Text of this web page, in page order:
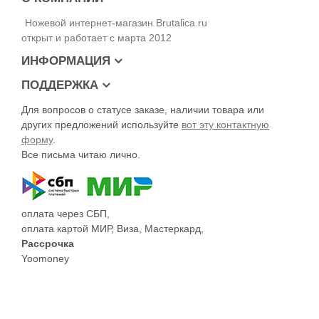
Ножевой интернет-магазин Brutalica.ru
открыт и работает с марта 2012
ИНФОРМАЦИЯ
ПОДДЕРЖКА
Для вопросов о статусе заказе, наличии товара или
других предложений используйте вот эту контактную
форму.
Все письма читаю лично.
оплата через СБП,
оплата картой МИР, Виза, Мастеркард,
Рассрочка
Yoomoney